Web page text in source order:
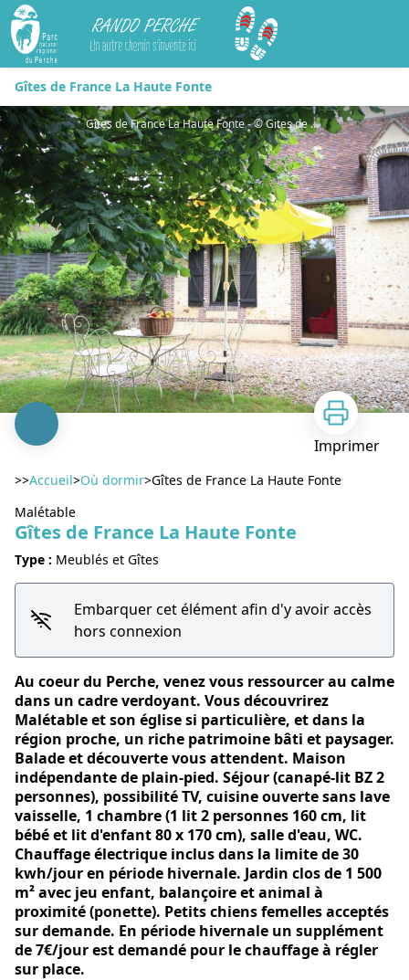
Rando Perche
Gîtes de France La Haute Fonte
Gîtes de France La Haute Fonte - © Gites de France Orne
Imprimer
>>Accueil>Où dormir>Gîtes de France La Haute Fonte
Malétable
Gîtes de France La Haute Fonte
Type : Meublés et Gîtes
Embarquer cet élément afin d'y avoir accès
hors connexion
Au coeur du Perche, venez vous ressourcer au calme
dans un cadre verdoyant. Vous découvrirez
Malétable et son église si particulière, et dans la
région proche, un riche patrimoine bâti et paysager.
Balade et découverte vous attendent. Maison
indépendante de plain-pied. Séjour (canapé-lit BZ 2
personnes), possibilité TV, cuisine ouverte sans lave
vaisselle, 1 chambre (1 lit 2 personnes 160 cm, lit
bébé et lit d'enfant 80 x 170 cm), salle d'eau, WC.
Chauffage électrique inclus dans la limite de 30
kwh/jour en période hivernale. Jardin clos de 1 500
m² avec jeu enfant, balançoire et animal à
proximité (ponette). Petits chiens femelles acceptés
sur demande. En période hivernale un supplément
de 7€/jour est demandé pour le chauffage à régler
sur place.